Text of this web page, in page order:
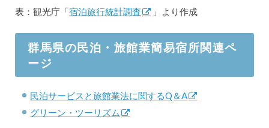
表：観光庁「宿泊旅行統計調査 」より作成
群馬県の民泊・旅館業簡易宿所関連ペ
ージ
民泊サービスと旅館業法に関するQ＆A
グリーン・ツーリズム